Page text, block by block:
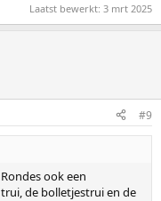
Laatst bewerkt: 3 mrt 2025
#9
ook een
de bolletjestrui en de